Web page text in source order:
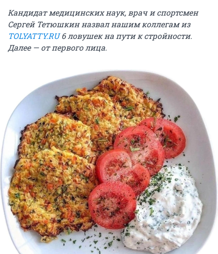
Кандидат медицинских наук, врач и спортсмен
Сергей Тетюшкин назвал нашим коллегам из
TOLYATTY.RU6 ловушек на пути к стройности.
Далее — от первого лица.